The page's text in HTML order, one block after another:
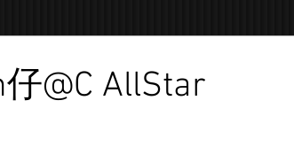
@C AllStar